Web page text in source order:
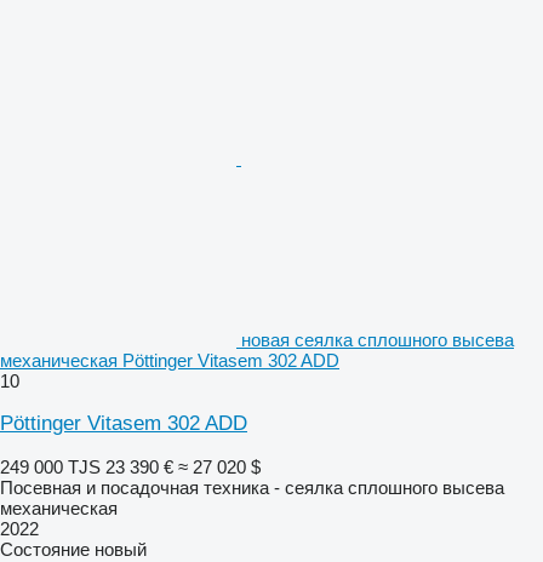
новая сеялка сплошного высева
механическая Pöttinger Vitasem 302 ADD
10
Pöttinger Vitasem 302 ADD
249 000 TJS 23 390 € ≈ 27 020 $
Посевная и посадочная техника - сеялка сплошного высева
механическая
2022
Состояние новый